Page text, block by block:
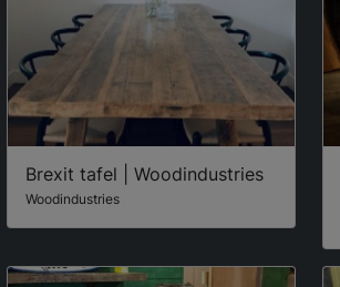
Brexit tafel | Woodindustries
Woodindustries